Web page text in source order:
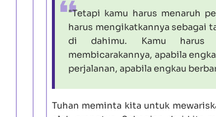
"Tetapi kamu harus menaruh
harus mengikatkannya sebagai
di dahimu. Kamu harus
membicarakannya, apabila
perjalanan, apabila engkau
Tuhan meminta kita untuk